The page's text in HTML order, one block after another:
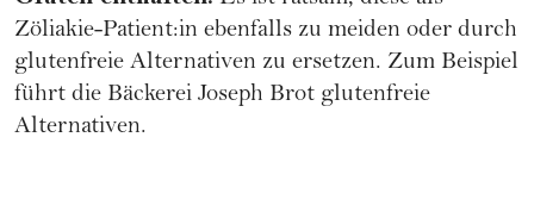
Zöliakie-Patient:in ebenfalls zu meiden oder durch
glutenfreie Alternativen zu ersetzen. Zum Beispiel
führt die Bäckerei Joseph Brot glutenfreie
Alternativen.